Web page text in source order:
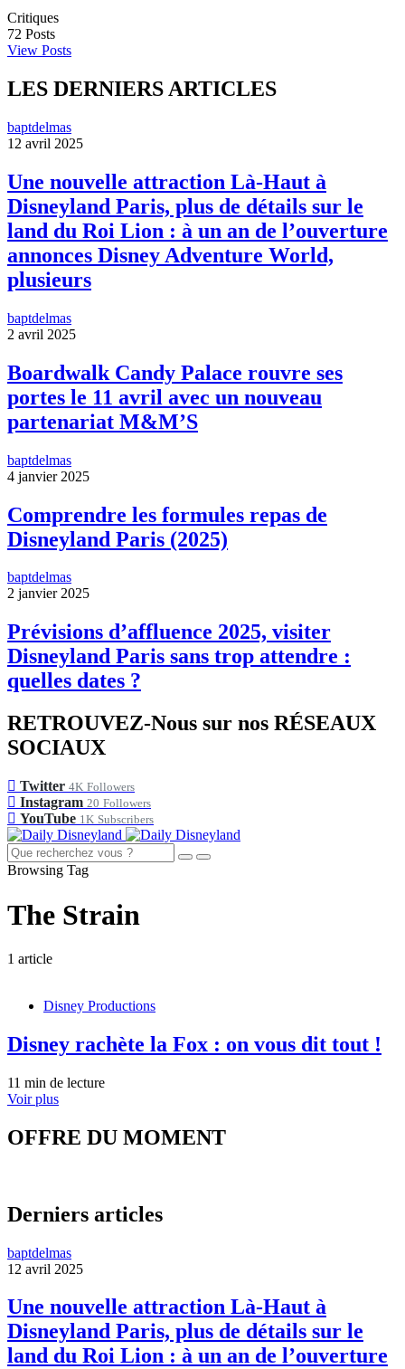
Critiques
72 Posts
View Posts
LES DERNIERS ARTICLES
baptdelmas
12 avril 2025
Une nouvelle attraction Là-Haut à
Disneyland Paris, plus de détails sur le
land du Roi Lion : à un an de l’ouverture
annonces Disney Adventure World,
plusieurs
baptdelmas
2 avril 2025
Boardwalk Candy Palace rouvre ses
portes le 11 avril avec un nouveau
partenariat M&M’S
baptdelmas
4 janvier 2025
Comprendre les formules repas de
Disneyland Paris (2025)
baptdelmas
2 janvier 2025
Prévisions d’affluence 2025, visiter
Disneyland Paris sans trop attendre :
quelles dates ?
RETROUVEZ-Nous sur nos RÉSEAUX
SOCIAUX
Twitter 4K Followers
Instagram 20 Followers
YouTube 1K Subscribers
Browsing Tag
The Strain
1 article
Disney Productions
Disney rachète la Fox : on vous dit tout !
11 min de lecture
Voir plus
OFFRE DU MOMENT
Derniers articles
baptdelmas
12 avril 2025
Une nouvelle attraction Là-Haut à
Disneyland Paris, plus de détails sur le
land du Roi Lion : à un an de l’ouverture